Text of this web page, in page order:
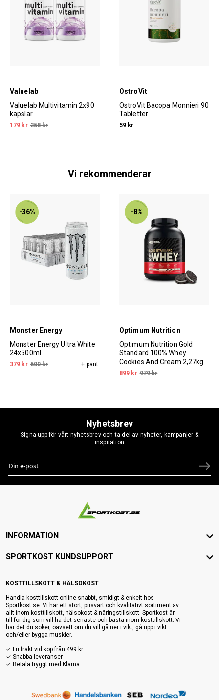
Valuelab
Valuelab Multivitamin 2x90
kapslar
179 kr 258 kr
OstroVit
OstroVit Bacopa Monnieri 90
Tabletter
59 kr
Vi rekommenderar
-36%
Monster Energy
Monster Energy Ultra White
24x500ml
379 kr 600 kr + pant
-8%
Optimum Nutrition
Optimum Nutrition Gold
Standard 100% Whey
Cookies And Cream 2,27kg
899 kr 979 kr
Nyhetsbrev
Signa upp för vårt nyhetsbrev och ta del av nyheter, kampanjer &
inspiration
KOSTTILLSKOTT & HÄLSOKOST
Handla kosttillskott online snabbt, smidigt & enkelt hos
Sportkost.se. Vi har ett stort, prisvärt och kvalitativt sortiment av
allt inom kosttillskott, hälsokost & näringstillskott. Sportkost är
till för dig som vill ha det senaste och bästa inom kosttillskott. Vi
har det du söker, oavsett om du vill gå ner i vikt, gå upp i vikt
och/eller bygga muskler.
✓ Fri frakt vid köp från 499 kr
✓ Snabba leveranser
✓ Betala tryggt med Klarna
INFORMATION
SPORTKOST KUNDSUPPORT